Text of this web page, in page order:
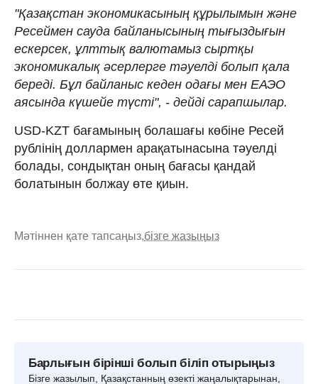
"Қазақстан экономикасының құрылымын және
Ресеймен сауда байланысының тығыздығын
ескерсек, ұлттық валютамыз сыртқы
экономикалық әсерлерге тәуелді болып қала
береді. Бұл байланыс кеден одағы мен ЕАЭО
аясында күшейе түсті", - дейді сарапшылар.
USD-KZT бағамының болашағы көбіне Ресей
рублінің доллармен арақатынасына тәуелді
болады, сондықтан оның бағасы қандай
болатынын болжау өте қиын.
Мәтіннен қате тапсаңыз,бізге жазыңыз
Барлығын бірінші болып біліп отырыңыз
Бізге жазылып, Қазақстанның өзекті жаңалықтарынан,